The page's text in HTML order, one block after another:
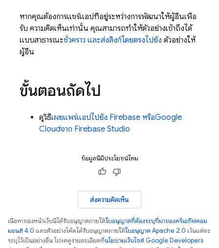
หากคุณต้องการแชร์แอปที่อยู่ระหว่างการพัฒนาให้ผู้อื่นเพื่อ
รับ ความคิดเห็นเท่านั้น คุณสามารถทำให้ตัวอย่างเข้าถึงได้
แบบสาธารณะชั่วคราว และส่งลิงก์โดยตรงไปยัง ตัวอย่างให้
ผู้อื่น
ขั้นตอนถัดไป
ดูวิธีเผยแพร่แอปไปยัง Firebase หรือGoogle
Cloudจาก Firebase Studio
ข้อมูลนี้มีประโยชน์ไหม
ส่งความคิดเห็น
เนื้อหาของหน้าเว็บนี้ได้รับอนุญาตภายใต้ใบอนุญาตที่ต้องระบุที่มาของครีเอทีฟคอม
มอนส์ 4.0 และตัวอย่างโค้ดได้รับอนุญาตภายใต้ใบอนุญาต Apache 2.0 เว้นแต่จะ
ระบุไว้เป็นอย่างอื่น โปรดดูรายละเอียดที่นโยบายเว็บไซต์ Google Developers